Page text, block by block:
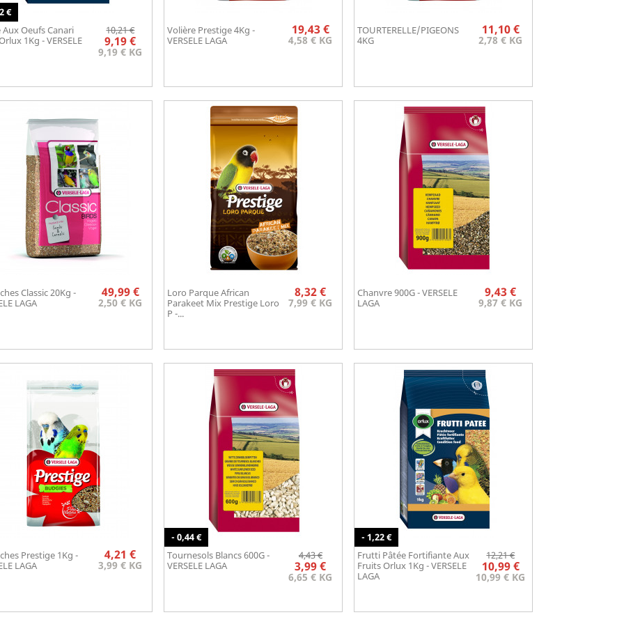
Aux Oeufs Canari
1Kg - VERSELE
Prix
€
Prix
de
base
10,21 €
9,19 €
9,19 € KG
Aperçu rapide
Volière Prestige 4Kg -
VERSELE LAGA
Prix
19,43 €
4,58 € KG
Aperçu rapide
TOURTERELLE/PIGEONS
4KG
Prix
11,10 €
2,78 € KG
Aperçu rapide
Classic 20Kg -
LAGA
Prix
49,99 €
2,50 € KG
Aperçu rapide
Loro Parque African
Parakeet Mix Prestige Loro
P -...
Prix
8,32 €
7,99 € KG
Aperçu rapide
Chanvre 900G - VERSELE
LAGA
Prix
9,43 €
9,87 € KG
Aperçu rapide
Prestige 1Kg -
LAGA
Prix
4,21 €
3,99 € KG
Aperçu rapide
Tournesols Blancs 600G -
VERSELE LAGA
Prix
- 0,44 €
Prix
de
base
4,43 €
3,99 €
6,65 € KG
Aperçu rapide
Frutti Pâtée Fortifiante Aux
Fruits Orlux 1Kg - VERSELE
LAGA
Prix
- 1,22 €
Prix
de
base
12,21 €
10,99 €
10,99 € KG
Aperçu rapide